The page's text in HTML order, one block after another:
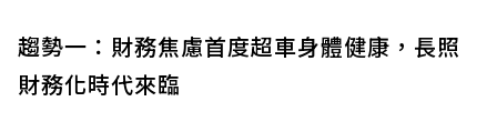
趨勢一：財務焦慮首度超車身體健康，長照
財務化時代來臨